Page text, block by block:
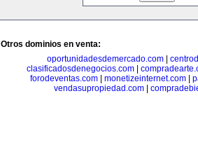
Otros dominios en venta:
oportunidadesdemercado.com
clasificadosdenegocios.com|
forodeventas.com| monetizeinternet.com|
vendasupropiedad.com|